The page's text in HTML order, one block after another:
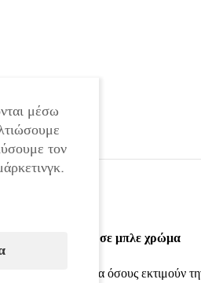
ξαπλώστρα σε μπλε χρώμα
ιδανική επιλογή για όσους
μέσω
τον